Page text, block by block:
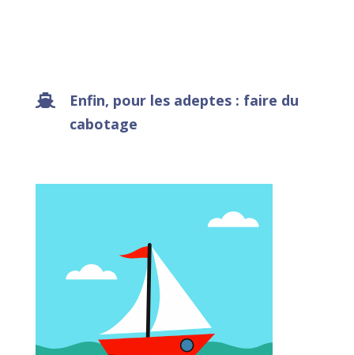
Enfin, pour les adeptes : faire du
cabotage